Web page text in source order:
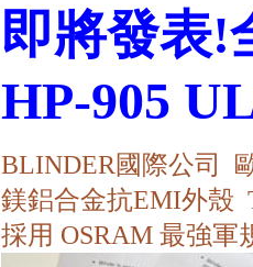
即將發表!
HP-905
BLINDER國際公司
鎂鋁合金抗EMI外殼
採用 OSRAM 最強軍